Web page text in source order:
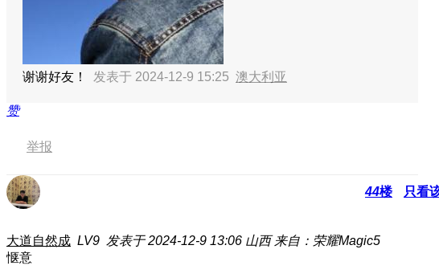
谢谢好友！ 发表于 2024-12-9 15:25 澳大利亚
赞
举报
44楼 只看
大道自然成 LV9 发表于 2024-12-9 13:06 山西 来自：荣耀Magic5
惬意